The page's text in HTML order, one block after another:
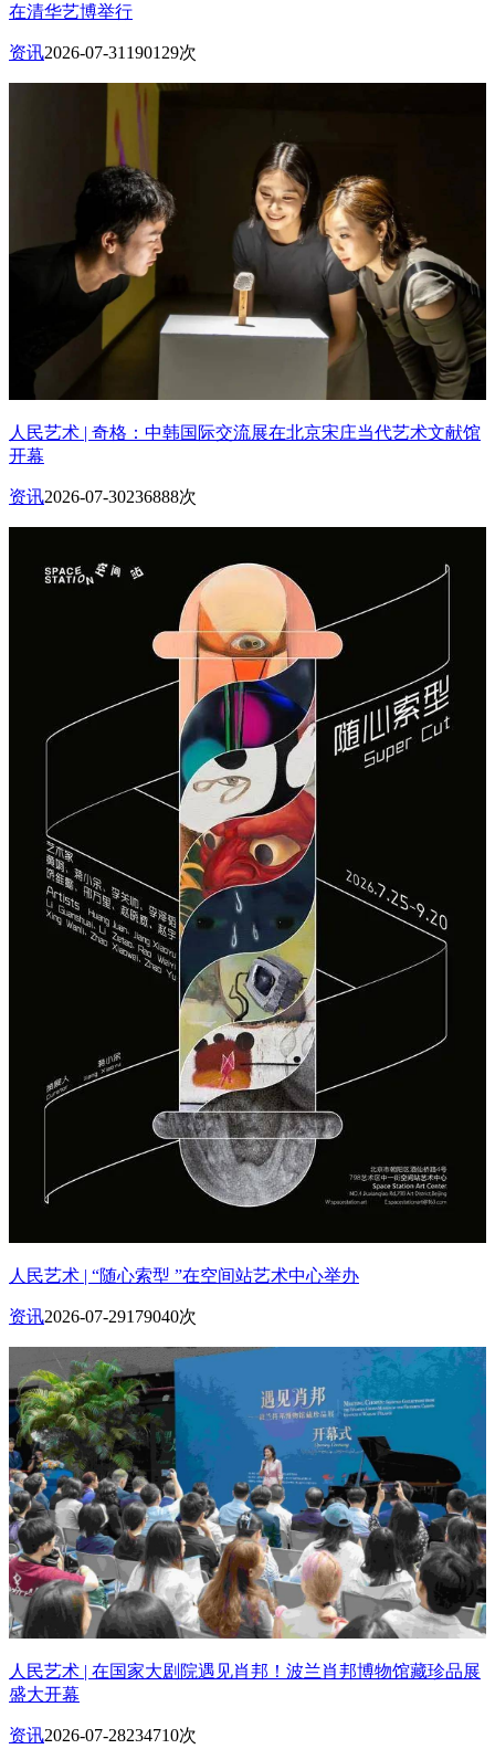
在清华艺博举行
资讯2026-07-31 190129次
人民艺术 | 奇格：中韩国际交流展在北京宋庄当代艺术文献馆
开幕
资讯2026-07-30236888次
人民艺术 | “随心索型 ”在空间站艺术中心举办
资讯2026-07-29179040次
人民艺术 | 在国家大剧院遇见肖邦！波兰肖邦博物馆藏珍品展
盛大开幕
资讯2026-07-28234710次